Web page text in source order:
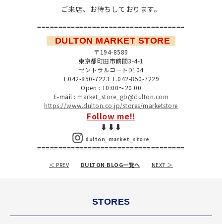
ご来店、お待ちしております。
===================================
DULTON MARKET STORE
〒194-8589
東京都町田市鶴間3-4-1
セントラルコートD104
T.042-850-7223 F.042-850-7229
Open : 10:00～20:00
E-mail :market_store_gb@dulton.com
https://www.dulton.co.jp/stores/marketstore
Follow me!!
⬇︎⬇︎⬇︎
dulton_market_store
===================================
＜ PREV DULTON BLOG一覧へ NEXT ＞
STORES